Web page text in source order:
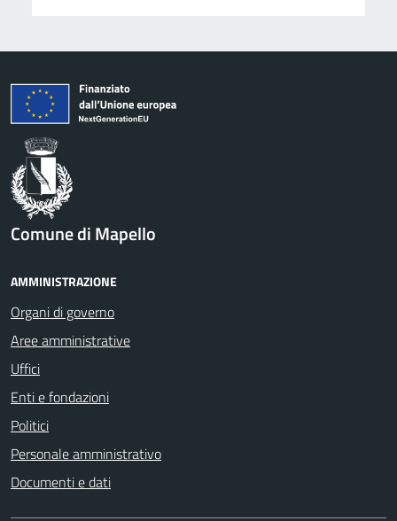
Comune di Mapello
AMMINISTRAZIONE
Organi di governo
Aree amministrative
Uffici
Enti e fondazioni
Politici
Personale amministrativo
Documenti e dati